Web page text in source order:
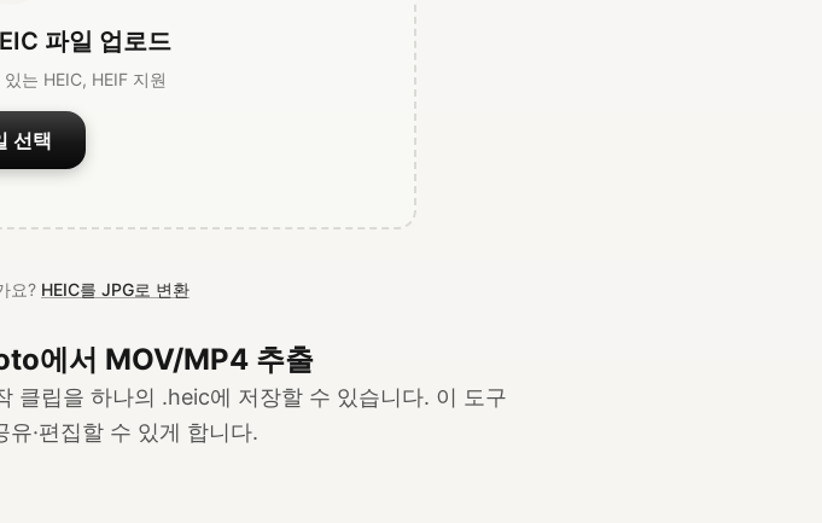
파일 업로드
는 HEIC, HEIF 지원
선택
요? HEIC를 JPG로 변환
에서 MOV/MP4 추출
클립을 하나의 .heic에 저장할 수 있습니다. 이 도구
·편집할 수 있게 합니다.